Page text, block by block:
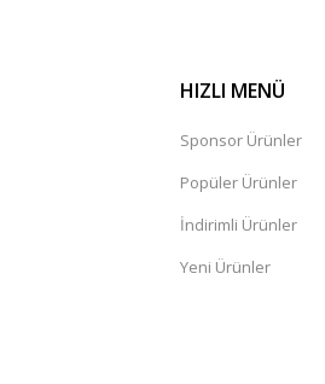
HIZLI MENÜ
Sponsor Ürünler
Popüler Ürünler
İndirimli Ürünler
Yeni Ürünler